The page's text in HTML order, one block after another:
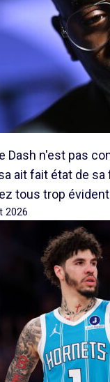
Dash n'est pas
ait fait état de sa
tous trop évident
2026